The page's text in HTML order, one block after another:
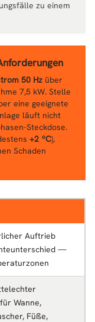
zu einem
50 Hz über
7,5 kW. Stelle
eine geeignete
läuft nicht
Steckdose.
+2 ºC),
Schaden
Auftrieb
—
Wanne,
Füße,